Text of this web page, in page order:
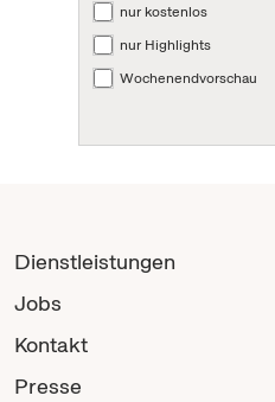
nur kostenlos
nur Highlights
Wochenendvorschau
Dienstleistungen
Jobs
Kontakt
Presse